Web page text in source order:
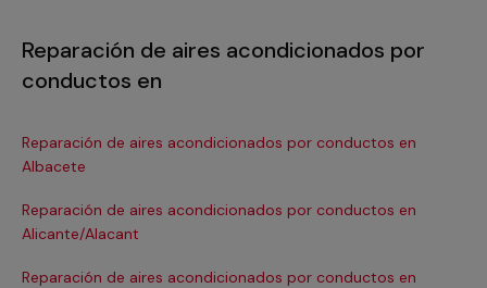
Reparación de aires acondicionados por
conductos en
Reparación de aires acondicionados por conductos en
Albacete
Reparación de aires acondicionados por conductos en
Alicante/Alacant
Reparación de aires acondicionados por conductos en